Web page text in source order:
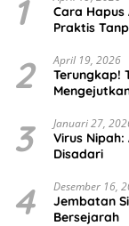
1
Cara Hapus
Praktis
2 April 19, 2026
Terungkap!
3 Januari 27,
Virus
Disadari
4 Desember 16,
Jembatan
Bersejarah